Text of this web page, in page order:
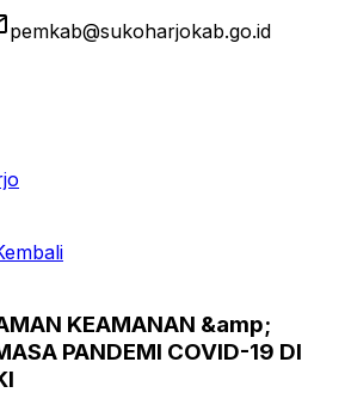
pemkab@sukoharjokab.go.id
KEAMANAN &amp;
PANDEMI COVID-19 DI